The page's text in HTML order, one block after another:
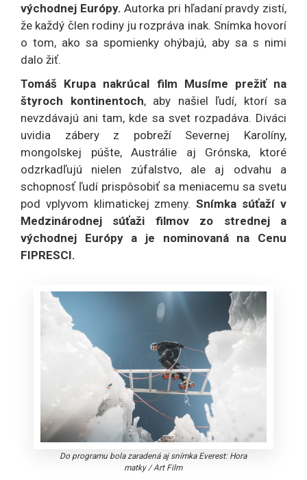
východnej Európy. Autorka pri hľadaní pravdy zistí,
že každý člen rodiny ju rozpráva inak. Snímka hovorí
o tom, ako sa spomienky ohýbajú, aby sa s nimi
dalo žiť.
Tomáš Krupa nakrúcal film Musíme prežiť na
štyroch kontinentoch, aby našiel ľudí, ktorí sa
nevzdávajú ani tam, kde sa svet rozpadáva. Diváci
uvidia zábery z pobreží Severnej Karolíny,
mongolskej púšte, Austrálie aj Grónska, ktoré
odzrkadľujú nielen zúfalstvo, ale aj odvahu a
schopnosť ľudí prispôsobiť sa meniacemu sa svetu
pod vplyvom klimatickej zmeny.Snímka súťaží v
Medzinárodnej súťaži filmov zo strednej a
východnej Európy a je nominovaná na Cenu
FIPRESCI.
Do programu bola zaradená aj snímka Everest: Hora
matky/Art Film